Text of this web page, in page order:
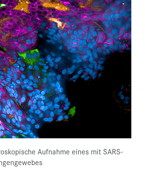
Aufnahme eines mit SARS-